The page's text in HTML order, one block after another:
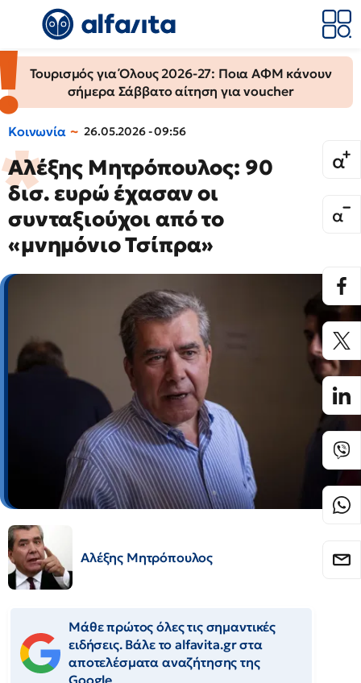
Τουρισμός για Όλους 2026-27: Ποια ΑΦΜ κάνουν
σήμερα Σάββατο αίτηση για voucher
Κοινωνία 26.05.2026 - 09:56
Αλέξης Μητρόπουλος: 90
δισ. ευρώ έχασαν οι
συνταξιούχοι από το
«μνημόνιο Τσίπρα»
Αλέξης Μητρόπουλος
Μάθε πρώτος όλες τις σημαντικές
ειδήσεις. Βάλε το alfavita.gr στα
αποτελέσματα αναζήτησης της
Google